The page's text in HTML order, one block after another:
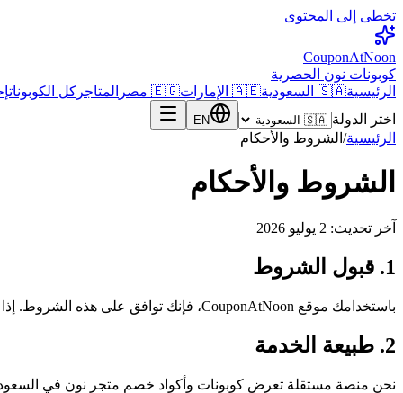
تخطى إلى المحتوى
CouponAtNoon
كوبونات نون الحصرية
الرئيسية🇸🇦 السعودية 🇦🇪 الإمارات 🇪🇬 مصر المتاجر كل الكوبونات
اختر الدولة
EN
الرئيسية/ الشروط والأحكام
الشروط والأحكام
آخر تحديث: 2 يوليو 2026
1. قبول الشروط
باستخدامك موقع CouponAtNoon، فإنك توافق على هذه الشروط. إذا كنت لا توافق، يُرجى عدم استخدام الموقع.
2. طبيعة الخدمة
نحن منصة مستقلة تعرض كوبونات وأكواد خصم متجر نون في